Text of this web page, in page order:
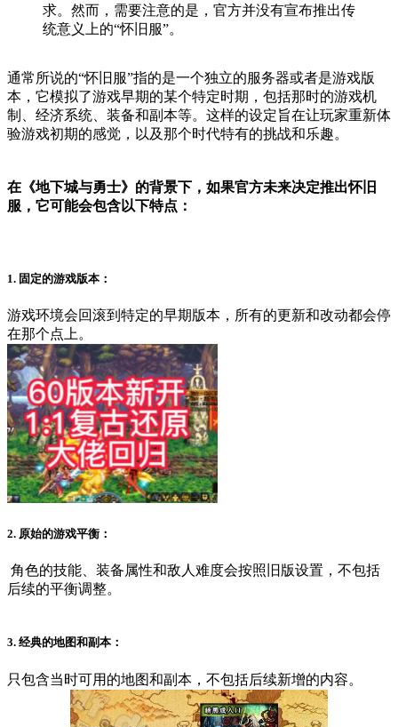
求。然而，需要注意的是，官方并没有宣布推出传
统意义上的“怀旧服”。
通常所说的“怀旧服”指的是一个独立的服务器或者是游戏版
本，它模拟了游戏早期的某个特定时期，包括那时的游戏机
制、经济系统、装备和副本等。这样的设定旨在让玩家重新体
验游戏初期的感觉，以及那个时代特有的挑战和乐趣。
在《地下城与勇士》的背景下，如果官方未来决定推出怀旧
服，它可能会包含以下特点：
1. 固定的游戏版本：
游戏环境会回滚到特定的早期版本，所有的更新和改动都会停
在那个点上。
2. 原始的游戏平衡：
角色的技能、装备属性和敌人难度会按照旧版设置，不包括
后续的平衡调整。
3. 经典的地图和副本：
只包含当时可用的地图和副本，不包括后续新增的内容。